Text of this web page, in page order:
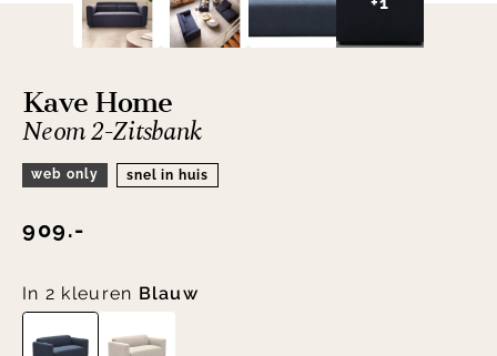
Kave Home
Neom 2-Zitsbank
web only snel in huis
909.-
In 2 kleuren Blauw